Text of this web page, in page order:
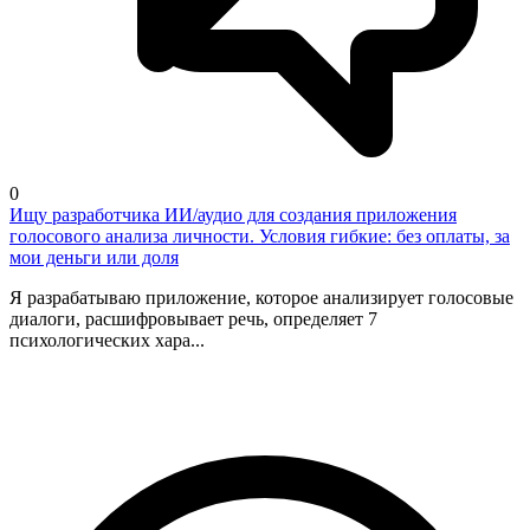
0
Ищу разработчика ИИ/аудио для создания приложения
голосового анализа личности. Условия гибкие: без оплаты, за
мои деньги или доля
Я разрабатываю приложение, которое анализирует голосовые
диалоги, расшифровывает речь, определяет 7
психологических хара...